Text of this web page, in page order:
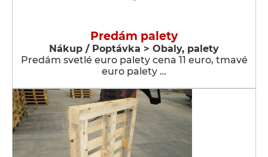
Predám palety
Nákup / Poptávka > Obaly, palety
Predám svetlé euro palety cena 11 euro, tmavé
euro palety …